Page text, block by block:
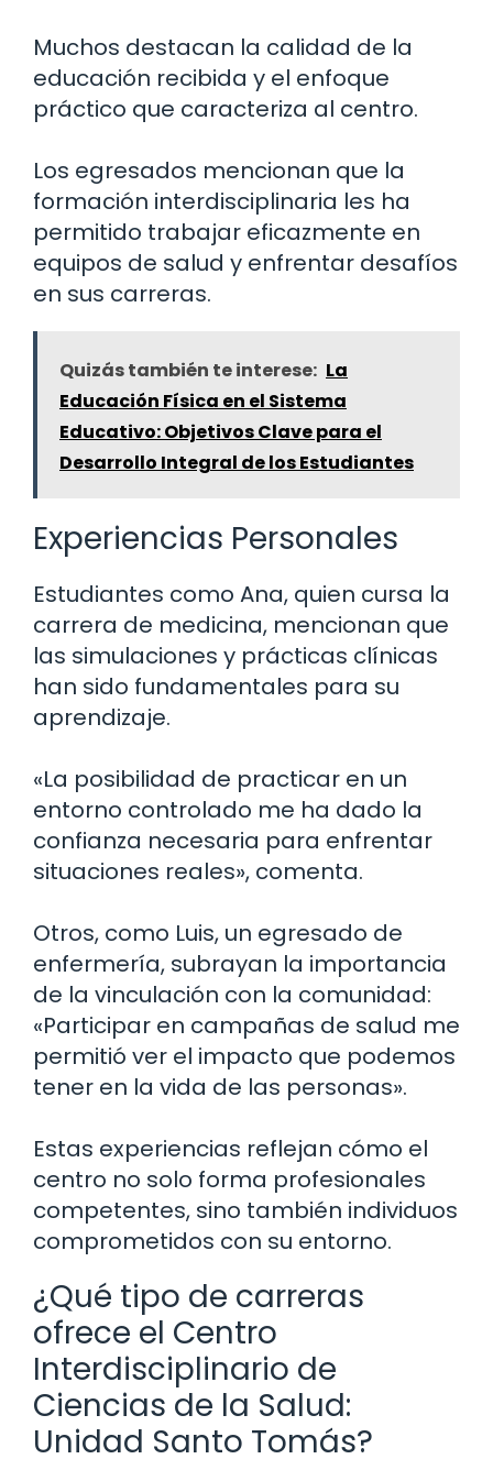
Muchos destacan la calidad de la
educación recibida y el enfoque
práctico que caracteriza al centro.
Los egresados mencionan que la
formación interdisciplinaria les ha
permitido trabajar eficazmente en
equipos de salud y enfrentar desafíos
en sus carreras.
Quizás también te interese: La
Educación Física en el Sistema
Educativo: Objetivos Clave para el
Desarrollo Integral de los Estudiantes
Experiencias Personales
Estudiantes como Ana, quien cursa la
carrera de medicina, mencionan que
las simulaciones y prácticas clínicas
han sido fundamentales para su
aprendizaje.
«La posibilidad de practicar en un
entorno controlado me ha dado la
confianza necesaria para enfrentar
situaciones reales», comenta.
Otros, como Luis, un egresado de
enfermería, subrayan la importancia
de la vinculación con la comunidad:
«Participar en campañas de salud me
permitió ver el impacto que podemos
tener en la vida de las personas».
Estas experiencias reflejan cómo el
centro no solo forma profesionales
competentes, sino también individuos
comprometidos con su entorno.
¿Qué tipo de carreras
ofrece el Centro
Interdisciplinario de
Ciencias de la Salud:
Unidad Santo Tomás?